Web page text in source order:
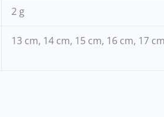
2 g
13 cm, 14 cm, 15 cm, 16 cm, 17